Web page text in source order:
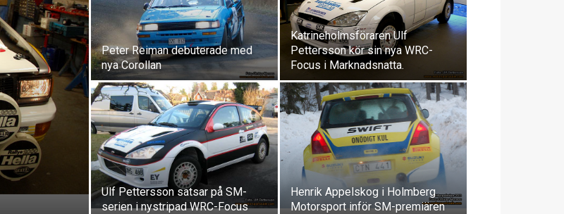
Peter Reiman debuterade med
nya Corollan
Katrineholmsföraren Ulf
Pettersson kör sin nya WRC-
Focus i Marknadsnatta.
Ulf Pettersson satsar på SM-
serien i nystripad WRC-Focus
Henrik Appelskog i Holmberg
Motorsport inför SM-premiären